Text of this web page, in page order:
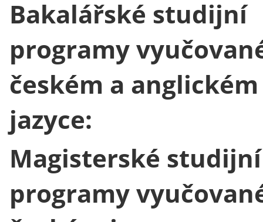
Bakalářské studijní
programy
českém a anglickém
jazyce:
Magisterské studijní
programy